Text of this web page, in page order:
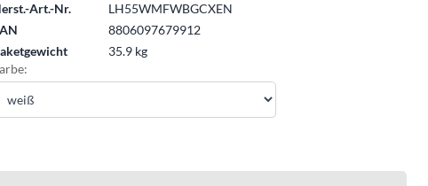
Art.-Nr.
LH55WMFWBGCXEN
8806097679912
35.9 kg